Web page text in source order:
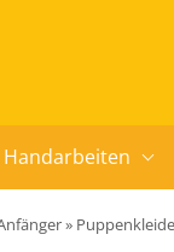
Handarbeiten
»